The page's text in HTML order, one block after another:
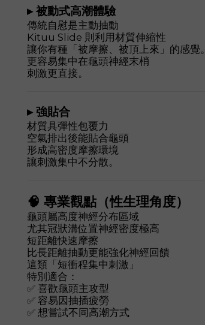
▸ 被動式高潮體驗
傳統自慰是主動抽動
Kituu Slide 則利用材質伸縮性
讓你有種「被摩擦、被頂上來」的感覺。
更容易集中在龜頭神經末梢
刺激更直接。
▸ 強貼合
材質具彈性包覆力
空氣排出後能貼合龜頭
形成高密度摩擦環境
讓刺激集中不分散。
🧠 專業觀點（性生理角度）
龜頭屬高度神經分布區域
尤其冠狀溝位置神經密度極高
短距離快速摩擦
比長距離抽動更能強化神經回饋
這類「短衝程集中刺激」
特別適合：
✅ 喜歡龜頭主攻型
✅ 容易因抽插疲勞
✅ 想嘗試不同高潮方式